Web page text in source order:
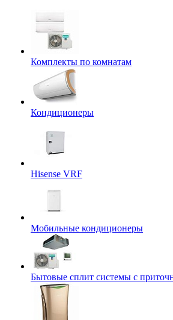
Комплекты по комнатам
Кондиционеры
Hisense VRF
Мобильные кондиционеры
Бытовые сплит системы с